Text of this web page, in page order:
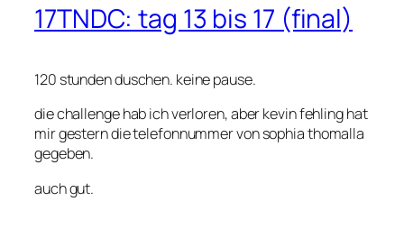
17TNDC: tag 13 bis 17 (final)
120 stunden duschen. keine pause.
die challenge hab ich verloren, aber kevin fehling hat
mir gestern die telefonnummer von sophia thomalla
gegeben.
auch gut.